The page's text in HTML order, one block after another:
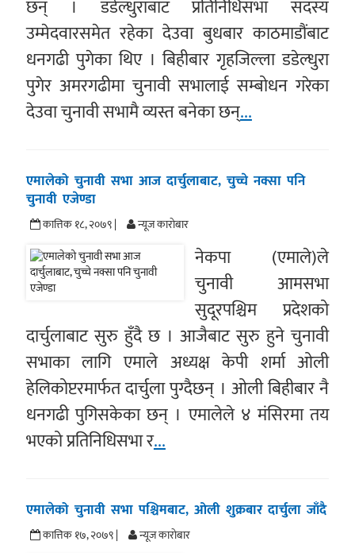
छन् । डडेल्धुराबाट प्रतिनिधिसभा सदस्य
उम्मेदवारसमेत रहेका देउवा बुधबार काठमाडौंबाट
धनगढी पुगेका थिए । बिहीबार गृहजिल्ला डडेल्धुरा
पुगेर अमरगढीमा चुनावी सभालाई सम्बोधन गरेका
देउवा चुनावी सभामै व्यस्त बनेका छन्...
एमालेको चुनावी सभा आज दार्चुलाबाट, चुच्चे नक्सा पनि
चुनावी एजेण्डा
कात्तिक १८, २०७९ | न्यूज काराेबार
नेकपा (एमाले)ले
चुनावी आमसभा
सुदूरपश्चिम प्रदेशको
दार्चुलाबाट सुरु हुँदै छ । आजैबाट सुरु हुने चुनावी
सभाका लागि एमाले अध्यक्ष केपी शर्मा ओली
हेलिकोप्टरमार्फत दार्चुला पुग्दैछन् । ओली बिहीबार नै
धनगढी पुगिसकेका छन् । एमालेले ४ मंसिरमा तय
भएको प्रतिनिधिसभा र...
एमालेको चुनावी सभा पश्चिमबाट, ओली शुक्रबार दार्चुला जाँदै
कात्तिक १७, २०७९ | न्यूज काराेबार